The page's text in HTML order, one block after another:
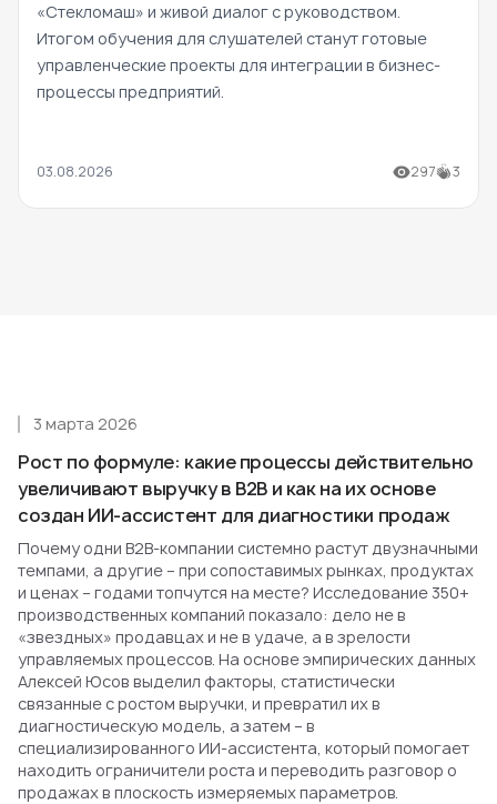
«Стекломаш» и живой диалог с руководством.
Итогом обучения для слушателей станут готовые
управленческие проекты для интеграции в бизнес-
процессы предприятий.
03.08.2026 297 3
Рост по формуле: какие процессы действительно
увеличивают выручку в B2B и как на их основе
создан ИИ-ассистент для диагностики продаж
3 марта 2026
Почему одни B2B-компании системно растут двузначными
темпами, а другие – при сопоставимых рынках, продуктах
и ценах – годами топчутся на месте? Исследование 350+
производственных компаний показало: дело не в
«звездных» продавцах и не в удаче, а в зрелости
управляемых процессов. На основе эмпирических данных
Алексей Юсов выделил факторы, статистически
связанные с ростом выручки, и превратил их в
диагностическую модель, а затем – в
специализированного ИИ-ассистента, который помогает
находить ограничители роста и переводить разговор о
продажах в плоскость измеряемых параметров.